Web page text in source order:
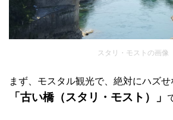
スタリ・モストの画像
まず、モスタル観光で、絶対にハズ
「古い橋（スタリ・モスト）」